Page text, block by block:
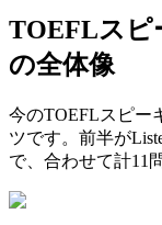
TOEFLスピ
の全体像
今のTOEFLスピー
ツです。前半が
で、合わせて計11